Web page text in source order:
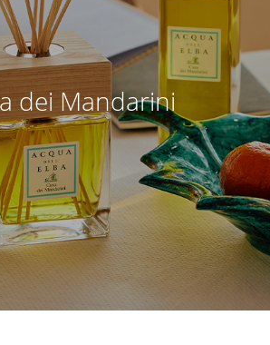
dei Mandarini